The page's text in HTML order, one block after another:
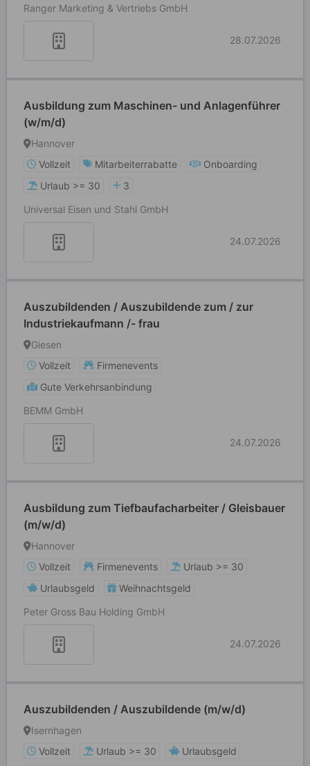
Ranger Marketing & Vertriebs GmbH
28.07.2026
Ausbildung zum Maschinen- und Anlagenführer
(w/m/d)
Hannover
Vollzeit
Mitarbeiterrabatte
Onboarding
Urlaub >= 30
3
Universal Eisen und Stahl GmbH
24.07.2026
Auszubildenden / Auszubildende zum / zur
Industriekaufmann /- frau
Giesen
Vollzeit
Firmenevents
Gute Verkehrsanbindung
BEMM GmbH
24.07.2026
Ausbildung zum Tiefbaufacharbeiter / Gleisbauer
(m/w/d)
Hannover
Vollzeit
Firmenevents
Urlaub >= 30
Urlaubsgeld
Weihnachtsgeld
Peter Gross Bau Holding GmbH
24.07.2026
Auszubildenden / Auszubildende (m/w/d)
Isernhagen
Vollzeit
Urlaub >= 30
Urlaubsgeld